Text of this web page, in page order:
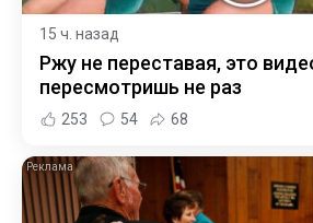
15 ч. назад
Ржу не переставая, это
пересмотришь не раз
253 54 68